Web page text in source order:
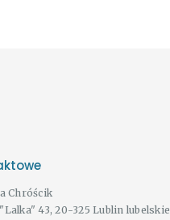
Chróścik
43, 20-325 Lublin lubelskie